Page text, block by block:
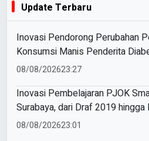
Update Terbaru
Inovasi Pendorong Perubahan
Konsumsi Manis Penderita
Mahasiswa Unesa
08/08/202623:27
Inovasi Pembelajaran PJOK
Surabaya, dari Draf 2019 hingga
Modul Gizi Digital
08/08/202623:01